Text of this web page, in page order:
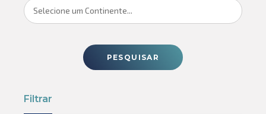
Selecione um Continente...
PESQUISAR
Filtrar